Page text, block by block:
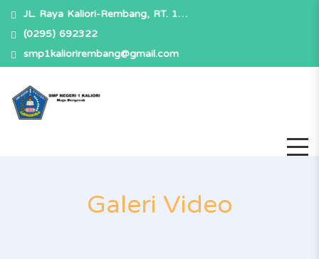
JL. Raya Kaliori-Rembang, RT. 1…
(0295) 692322
smp1kaliorirembang@gmail.com
Galeri Video